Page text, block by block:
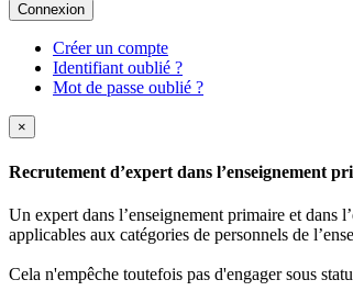
Connexion
Créer un compte
Identifiant oublié ?
Mot de passe oublié ?
×
Recrutement d’expert dans l’enseignement
Un expert dans l’enseignement primaire et dans
applicables aux catégories de personnels de
Cela n'empêche toutefois pas d'engager sous